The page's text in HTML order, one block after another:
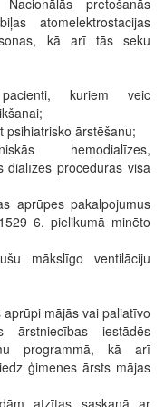
atomelektrostacijas
kā arī tās seku
kuriem veic
psihiatrisko ārstēšanu;
hemodialīzes,
dialīzes procedūras visā
aprūpes pakalpojumus
6. pielikumā minēto
mākslīgo ventilāciju
mājās vai paliatīvo
ārstniecības iestādēs
programmā, kā arī
ģimenes ārsts mājas
atzītas saskaņā ar